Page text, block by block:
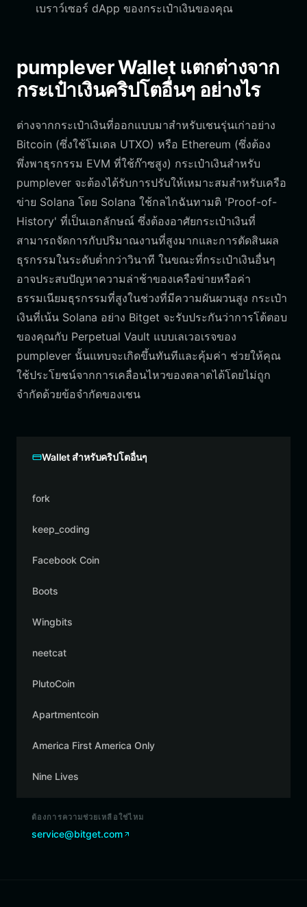
เบราว์เซอร์ dApp ของกระเป๋าเงินของคุณ
pumplever Wallet แตกต่างจาก
กระเป๋าเงินคริปโตอื่นๆ อย่างไร
ต่างจากกระเป๋าเงินที่ออกแบบมาสำหรับเชนรุ่นเก่าอย่าง
Bitcoin (ซึ่งใช้โมเดล UTXO) หรือ Ethereum (ซึ่งต้อง
พึ่งพาธุรกรรม EVM ที่ใช้ก๊าซสูง) กระเป๋าเงินสำหรับ
pumplever จะต้องได้รับการปรับให้เหมาะสมสำหรับเครือ
ข่าย Solana โดย Solana ใช้กลไกฉันทามติ 'Proof-of-
History' ที่เป็นเอกลักษณ์ ซึ่งต้องอาศัยกระเป๋าเงินที่
สามารถจัดการกับปริมาณงานที่สูงมากและการตัดสินผล
ธุรกรรมในระดับต่ำกว่าวินาที ในขณะที่กระเป๋าเงินอื่นๆ
อาจประสบปัญหาความล่าช้าของเครือข่ายหรือค่า
ธรรมเนียมธุรกรรมที่สูงในช่วงที่มีความผันผวนสูง กระเป๋า
เงินที่เน้น Solana อย่าง Bitget จะรับประกันว่าการโต้ตอบ
ของคุณกับ Perpetual Vault แบบเลเวอเรจของ
pumplever นั้นแทบจะเกิดขึ้นทันทีและคุ้มค่า ช่วยให้คุณ
ใช้ประโยชน์จากการเคลื่อนไหวของตลาดได้โดยไม่ถูก
จำกัดด้วยข้อจำกัดของเชน
Wallet สำหรับคริปโตอื่นๆ
fork
keep_coding
Facebook Coin
Boots
Wingbits
neetcat
PlutoCoin
Apartmentcoin
America First America Only
Nine Lives
ต้องการความช่วยเหลือใช่ไหม
service@bitget.com